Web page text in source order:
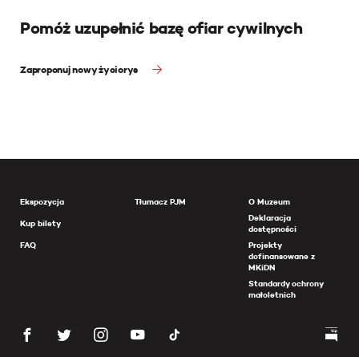
Pomóż uzupełnić bazę ofiar cywilnych
Zaproponuj nowy życiorys
Ekspozycja
Kup bilety
FAQ
Tłumacz PJM
O Muzeum
Deklaracja
dostępności
Projekty
dofinansowane z
MKiDN
Standardy ochrony
małoletnich